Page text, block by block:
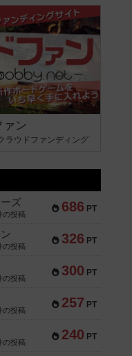
ァン
ラウドファンディング
686 PT
ズ
の投稿
326 PT
の投稿
300 PT
の投稿
257 PT
の投稿
240 PT
の投稿